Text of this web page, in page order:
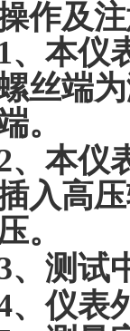
作及
1、本仪
丝端
。
、本仪
入高
。
、测试
、仪表